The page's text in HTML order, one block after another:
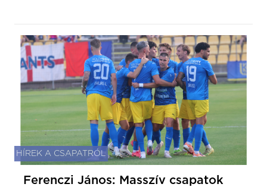
HÍREK A CSAPATRÓL
Ferenczi János: Masszív csapatok